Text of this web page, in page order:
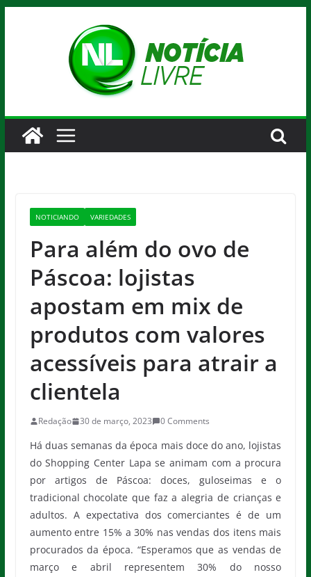
NOTICIANDO VARIEDADES
Para além do ovo de
Páscoa: lojistas
apostam em mix de
produtos com valores
acessíveis para atrair a
clientela
Redação 30 de março, 2023 0 Comments
Há duas semanas da época mais doce do ano, lojistas
do Shopping Center Lapa se animam com a procura
por artigos de Páscoa: doces, guloseimas e o
tradicional chocolate que faz a alegria de crianças e
adultos. A expectativa dos comerciantes é de um
aumento entre 15% a 30% nas vendas dos itens mais
procurados da época. “Esperamos que as vendas de
março e abril representem 30% do nosso